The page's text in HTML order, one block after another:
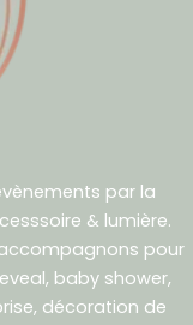
par la
& lumière.
pour
baby shower,
décoration de